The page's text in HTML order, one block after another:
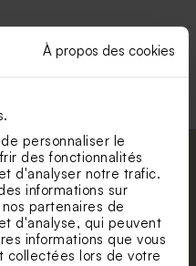
À propos des cookies
personnaliser le
des fonctionnalités
d'analyser notre trafic.
informations sur
partenaires de
d'analyse, qui peuvent
informations que vous
collectées lors de votre
Enveloppe
et restez
: bénéficiez de 5%